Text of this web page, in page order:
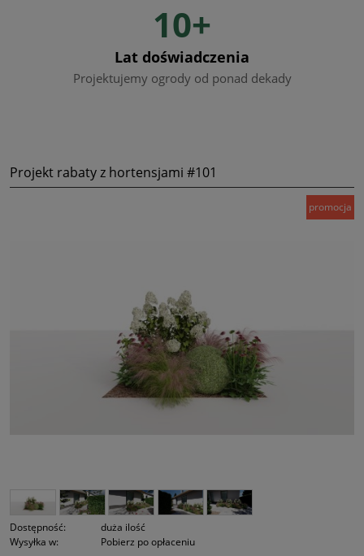
10+
Lat doświadczenia
Projektujemy ogrody od ponad dekady
Projekt rabaty z hortensjami #101
promocja
Dostępność:
duża ilość
Wysyłka w:
Pobierz po opłaceniu